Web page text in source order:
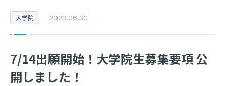
7/14出願開始！大学院生募集要項 公
開しました！
大学院 2023.06.30